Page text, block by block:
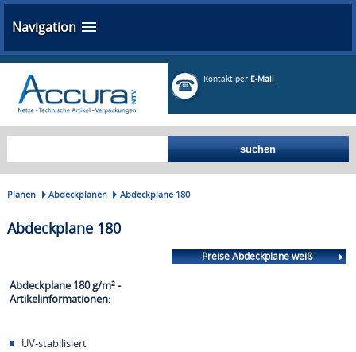
Navigation
Kontakt per E-Mail
Planen Abdeckplanen Abdeckplane 180
Abdeckplane 180
Preise Abdeckplane weiß
Abdeckplane 180 g/m² -
Artikelinformationen:
UV-stabilisiert